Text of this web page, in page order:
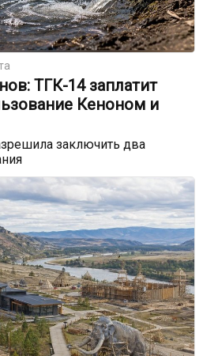
ТГК-14 заплатит
Кеноном и
заключить два